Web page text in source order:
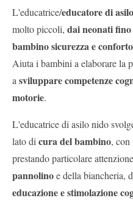
L'educatrice/educatore di
molto piccoli, dai neonati
bambino sicurezza e conforto
Aiuta i bambini a elaborare la
asviluppare competenze
motorie.
L'educatrice di asilo nido
lato dicura del bambino, con
prestando particolare
pannolinoe della biancheria,
educazione e stimolazione